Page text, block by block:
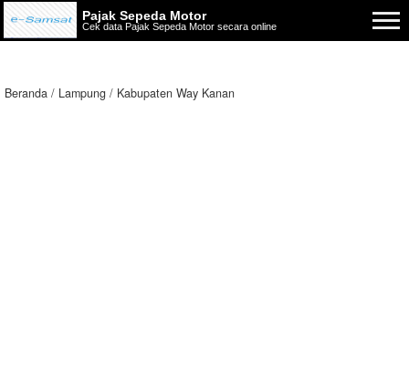
Pajak Sepeda Motor
Cek data Pajak Sepeda Motor secara online
Beranda Lampung Kabupaten Way Kanan